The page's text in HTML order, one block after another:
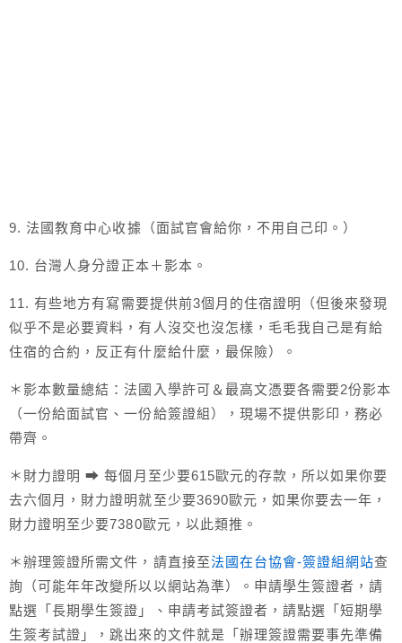
9. 法國教育中心收據（面試官會給你，不用自己印。）
10. 台灣人身分證正本＋影本。
11. 有些地方有寫需要提供前3個月的住宿證明（但後來發現
似乎不是必要資料，有人沒交也沒怎樣，毛毛我自己是有給
住宿的合約，反正有什麼給什麼，最保險）。
＊影本數量總結：法國入學許可＆最高文憑要各需要2份影本
（一份給面試官、一份給簽證組），現場不提供影印，務必
帶齊。
＊財力證明 ➡ 每個月至少要615歐元的存款，所以如果你要
去六個月，財力證明就至少要3690歐元，如果你要去一年，
財力證明至少要7380歐元，以此類推。
＊辦理簽證所需文件，請直接至法國在台協會-簽證組網站查
詢（可能年年改變所以以網站為準）。申請學生簽證者，請
點選「長期學生簽證」、申請考試簽證者，請點選「短期學
生簽考試證」，跳出來的文件就是「辦理簽證需要事先準備